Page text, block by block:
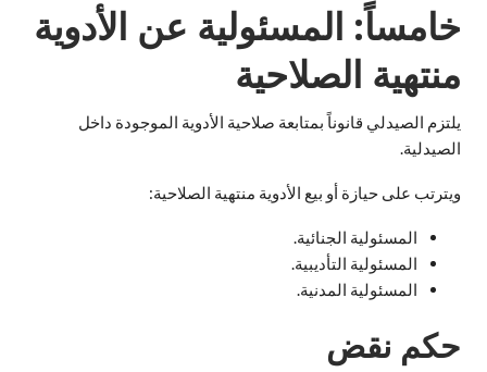
خامساً: المسئولية عن الأدوية
منتهية الصلاحية
يلتزم الصيدلي قانوناً بمتابعة صلاحية الأدوية الموجودة داخل
الصيدلية.
ويترتب على حيازة أو بيع الأدوية منتهية الصلاحية:
المسئولية الجنائية.
المسئولية التأديبية.
المسئولية المدنية.
حكم نقض